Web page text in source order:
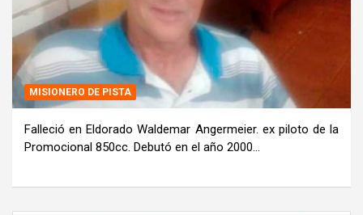
MISIONERO DE PISTA
Falleció en Eldorado Waldemar Angermeier. ex piloto de la
Promocional 850cc. Debutó en el año 2000…